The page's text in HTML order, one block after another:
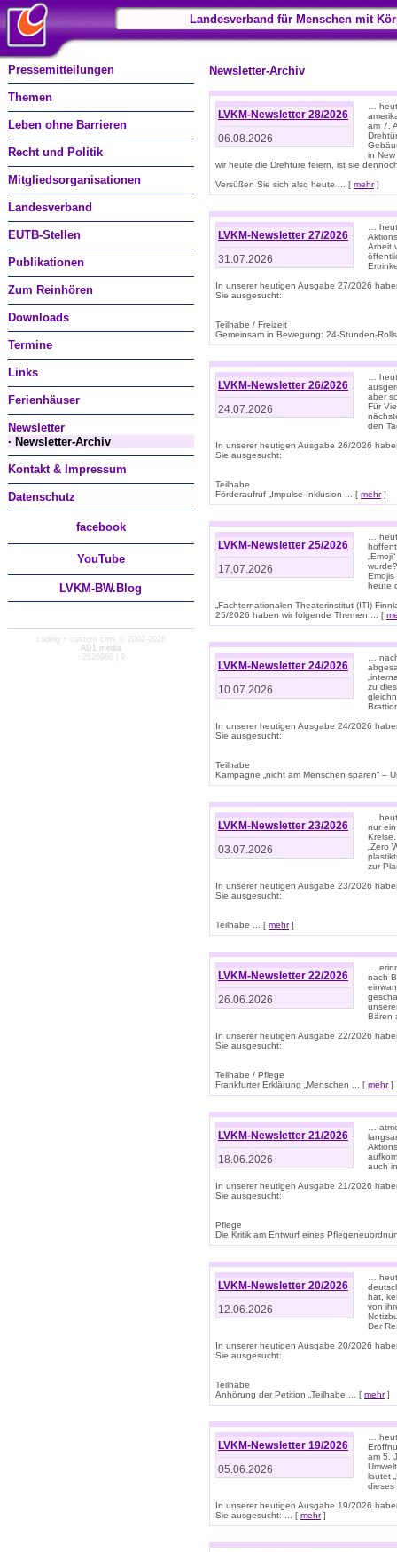
Landesverband für Menschen mit
Pressemitteilungen
Themen
Leben ohne Barrieren
Recht und Politik
Mitgliedsorganisationen
Landesverband
EUTB-Stellen
Publikationen
Zum Reinhören
Downloads
Termine
Links
Ferienhäuser
Newsletter
· Newsletter-Archiv
Kontakt & Impressum
Datenschutz
facebook
YouTube
LVKM-BW.Blog
coding + custom cms © 2002-2026
AD1 media
· 2626960 | 9
Newsletter-Archiv
LVKM-Newsletter 28/2026
06.08.2026
…
am 7.
in
wir heute die Drehtüre feiern, ist sie
Versüßen Sie sich also heute ... [ mehr]
LVKM-Newsletter 27/2026
31.07.2026
…
Arbeit
In unserer heutigen Ausgabe 27/2026
Sie ausgesucht:
Teilhabe / Freizeit
Gemeinsam in Bewegung: 24-Stunden-
LVKM-Newsletter 26/2026
24.07.2026
…
aber
Für
den
In unserer heutigen Ausgabe 26/2026
Sie ausgesucht:
Teilhabe
Förderaufruf „Impulse Inklusion ... [ mehr]
LVKM-Newsletter 25/2026
17.07.2026
…
Emojis
heute
„Fachternationalen Theaterinstitut (ITI)
25/2026 haben wir folgende Themen ... [
LVKM-Newsletter 24/2026
10.07.2026
…
zu
In unserer heutigen Ausgabe 24/2026
Sie ausgesucht:
Teilhabe
Kampagne „nicht am Menschen sparen“ –
LVKM-Newsletter 23/2026
03.07.2026
…
nur
„Zero
zur
In unserer heutigen Ausgabe 23/2026
Sie ausgesucht:
Teilhabe ... [ mehr]
LVKM-Newsletter 22/2026
26.06.2026
…
nach
Bären
In unserer heutigen Ausgabe 22/2026
Sie ausgesucht:
Teilhabe / Pflege
Frankfurter Erklärung „Menschen ... [ mehr]
LVKM-Newsletter 21/2026
18.06.2026
…
auch
In unserer heutigen Ausgabe 21/2026
Sie ausgesucht:
Pflege
Die Kritik am Entwurf eines
LVKM-Newsletter 20/2026
12.06.2026
…
hat,
von
Der
In unserer heutigen Ausgabe 20/2026
Sie ausgesucht:
Teilhabe
Anhörung der Petition „Teilhabe ... [ mehr]
LVKM-Newsletter 19/2026
05.06.2026
…
am 5.
lautet
dieses
In unserer heutigen Ausgabe 19/2026
Sie ausgesucht: ... [ mehr]